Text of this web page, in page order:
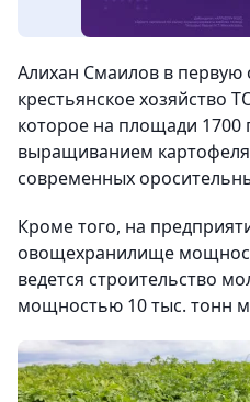
Алихан Смаилов в первую
крестьянское хозяйство
которое на площади 1700
выращиванием
современных
Кроме того, на
овощехранилище
ведется строительство
мощностью 10 тыс. тонн